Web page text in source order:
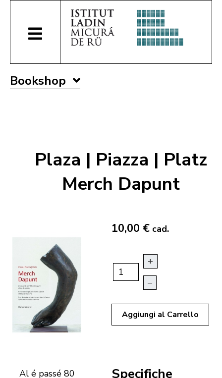
Bookshop
Plaza | Piazza | Platz
Merch Dapunt
Al é passé 80
10,00 € cad.
+
–
Aggiungi al Carrello
Specifiche